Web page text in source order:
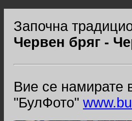
Започна
Червен бряг -
Вие се намирате
"БулФото"